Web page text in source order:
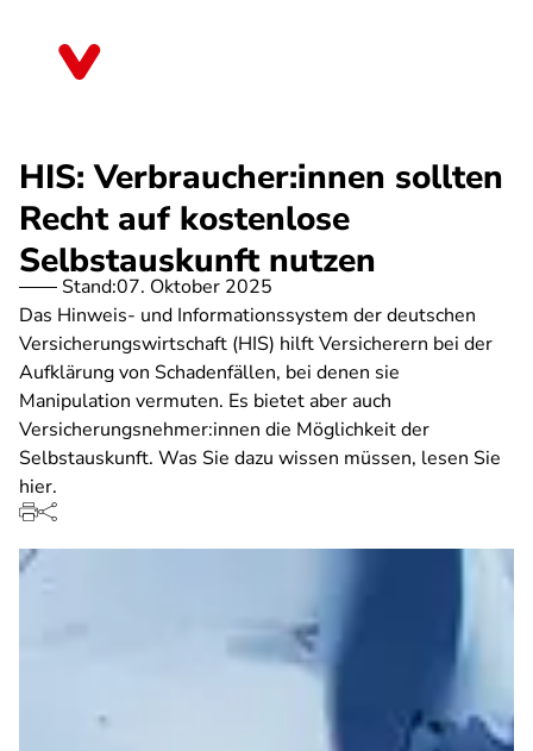
HIS: Verbraucher:innen sollten
Recht auf kostenlose
Selbstauskunft nutzen
Stand:07. Oktober 2025
Das Hinweis- und Informationssystem der deutschen
Versicherungswirtschaft (HIS) hilft Versicherern bei der
Aufklärung von Schadenfällen, bei denen sie
Manipulation vermuten. Es bietet aber auch
Versicherungsnehmer:innen die Möglichkeit der
Selbstauskunft. Was Sie dazu wissen müssen, lesen Sie
hier.